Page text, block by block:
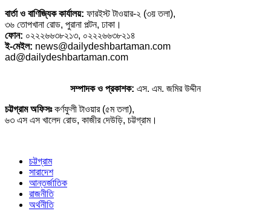
বার্তা ও বাণিজ্যিক কার্যালয়: ফারইস্ট টাওয়ার-২ (৩য় তলা),
৩৬ তোপখানা রোড, পুরানা পল্টন, ঢাকা।
ফোন: ০২২২৬৬৩৮২১৩, ০২২২৬৬৩৮২১৪
ই-মেইল: news@dailydeshbartaman.com
ad@dailydeshbartaman.com
সম্পাদক ও প্রকাশক: এস. এম. জমির উদ্দীন
চট্টগ্রাম অফিসঃকর্ণফুলী টাওয়ার (৫ম তলা),
৬৩ এস এস খালেদ রোড, কাজীর দেউড়ি, চট্টগ্রাম।
চট্টগ্রাম
সারাদেশ
আন্তর্জাতিক
রাজনীতি
অর্থনীতি